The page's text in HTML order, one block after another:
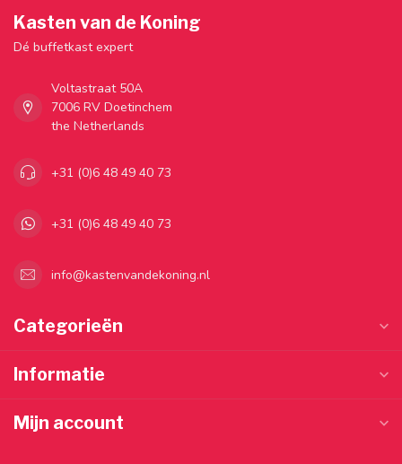
Kasten van de Koning
Dé buffetkast expert
Voltastraat 50A
7006 RV Doetinchem
the Netherlands
+31 (0)6 48 49 40 73
+31 (0)6 48 49 40 73
info@kastenvandekoning.nl
Categorieën
Informatie
Mijn account